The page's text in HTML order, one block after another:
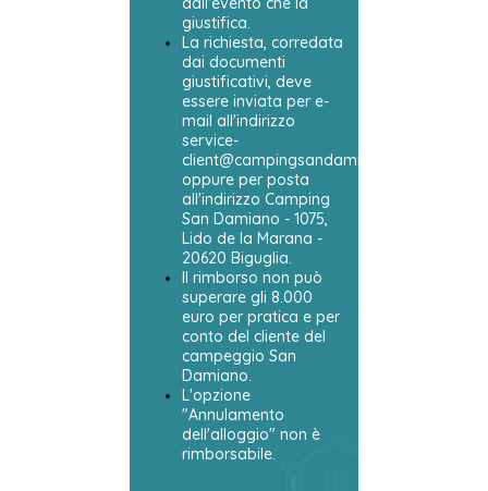
giustifica.
La richiesta, corredata
dai documenti
giustificativi, deve
essere inviata per e-
mail all'indirizzo
service-
client@campingsandamiano.com,
oppure per posta
all'indirizzo Camping
San Damiano - 1075,
Lido de la Marana -
20620 Biguglia.
Il rimborso non può
superare gli 8.000
euro per pratica e per
conto del cliente del
campeggio San
Damiano.
L'opzione
"Annulamento
dell'alloggio" non è
rimborsabile.